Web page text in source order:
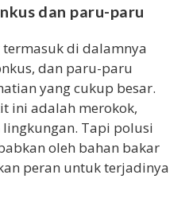
dan paru-paru
di dalamnya
dan paru-paru
yang cukup besar.
ini adalah merokok,
Tapi polusi
oleh bahan bakar
peran untuk terjadinya